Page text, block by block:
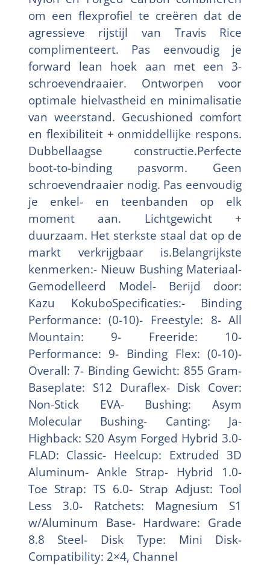
om een flexprofiel te creëren dat de
agressieve rijstijl van Travis Rice
complimenteert. Pas eenvoudig je
forward lean hoek aan met een 3-
schroevendraaier. Ontworpen voor
optimale hielvastheid en minimalisatie
van weerstand. Gecushioned comfort
en flexibiliteit + onmiddellijke respons.
Dubbellaagse constructie.Perfecte
boot-to-binding pasvorm. Geen
schroevendraaier nodig. Pas eenvoudig
je enkel- en teenbanden op elk
moment aan. Lichtgewicht +
duurzaam. Het sterkste staal dat op de
markt verkrijgbaar is.Belangrijkste
kenmerken:- Nieuw Bushing Materiaal-
Gemodelleerd Model- Berijd door:
Kazu KokuboSpecificaties:- Binding
Performance: (0-10)- Freestyle: 8- All
Mountain: 9- Freeride: 10-
Performance: 9- Binding Flex: (0-10)-
Overall: 7- Binding Gewicht: 855 Gram-
Baseplate: S12 Duraflex- Disk Cover:
Non-Stick EVA- Bushing: Asym
Molecular Bushing- Canting: Ja-
Highback: S20 Asym Forged Hybrid 3.0-
FLAD: Classic- Heelcup: Extruded 3D
Aluminum- Ankle Strap- Hybrid 1.0-
Toe Strap: TS 6.0- Strap Adjust: Tool
Less 3.0- Ratchets: Magnesium S1
w/Aluminum Base- Hardware: Grade
8.8 Steel- Disk Type: Mini Disk-
Compatibility: 2×4, Channel